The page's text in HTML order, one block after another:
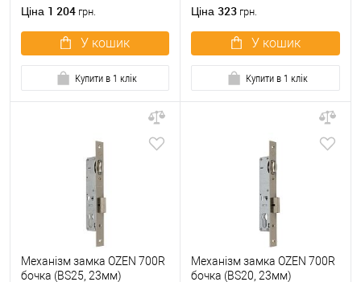
Ціна 1 204 грн.
У кошик
Купити в 1 клік
Ціна 323 грн.
У кошик
Купити в 1 клік
Механізм замка OZEN 700R
бочка (BS25, 23мм)
Механізм замка OZEN 700R
бочка (BS20, 23мм)